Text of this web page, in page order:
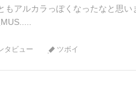
もアルカラっぽくなったなと思
タビュー ツボイ